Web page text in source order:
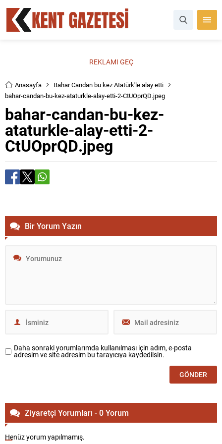
REKLAMI GEÇ
Anasayfa
Bahar Candan bu kez Atatürk'le alay etti
bahar-candan-bu-kez-ataturkle-alay-etti-2-CtUOprQD.jpeg
bahar-candan-bu-kez-
ataturkle-alay-etti-2-
CtUOprQD.jpeg
Bir Yorum Yazın
Daha sonraki yorumlarımda kullanılması için adım, e-posta
adresim ve site adresim bu tarayıcıya kaydedilsin.
Ziyaretçi Yorumları - 0 Yorum
Henüz yorum yapılmamış.